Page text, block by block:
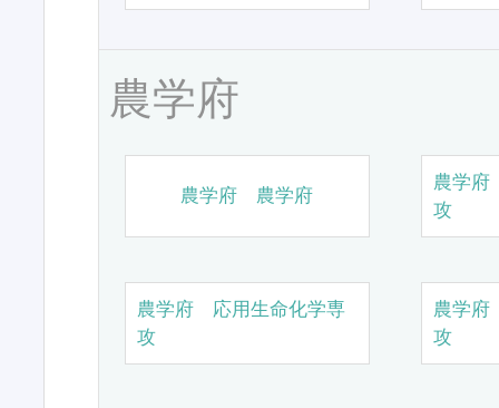
農学府
農学府 農学府
農学
攻
農学府 応用生命化学専
攻
農学
攻